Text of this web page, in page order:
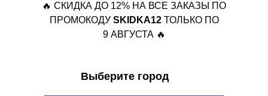
🔥 СКИДКА ДО 12% НА ВСЕ ЗАКАЗЫ ПО
ПРОМОКОДУ SKIDKA12 ТОЛЬКО ПО
9 АВГУСТА 🔥
Выберите город